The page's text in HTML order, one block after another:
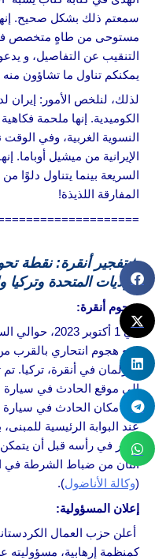
سمعتم ذلك بشكل صحيح. إنها
مستوحى من طاهٍ متخصص في
التنقيب عن التفاصيل، و
يمكنكم تناول ما تشاؤون منه
لذلك، لنلخص الأمور: إيران
الكوميدية. إنها ملحمة
النسوية الغربية، وفي
الإيرانية من ميشيل أوباما.
السريعة بينما يتناول دلوًا
المفارقة اللذيذة!
★تفجير أنقرة: نقطة
الولايات المتحدة وتركيا
هجوم أنقرة:
وقع هجوم انتحاري بالقرب
البرلمان في أنقرة، تركيا.
إلى موقع الحادث في سيارة
إلى مكان الحادث في سيارة
عند البوابة الرئيسية
الآخر في رأسه قبل أن
اثنان من ضباط الشرطة في
(وكالة الأناضول).
إعلان المسؤولية:
أعلن حزب العمال
كمنظمة إرهابية، مسؤوليته